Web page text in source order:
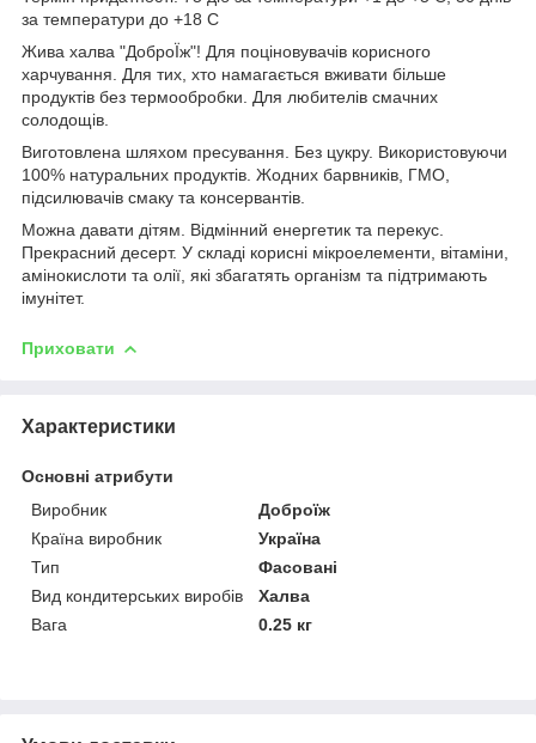
за температури до +18 С
Жива халва "ДоброЇж"! Для поціновувачів корисного
харчування. Для тих, хто намагається вживати більше
продуктів без термообробки. Для любителів смачних
солодощів.
Виготовлена шляхом пресування. Без цукру. Використовуючи
100% натуральних продуктів. Жодних барвників, ГМО,
підсилювачів смаку та консервантів.
Можна давати дітям. Відмінний енергетик та перекус.
Прекрасний десерт. У складі корисні мікроелементи, вітаміни,
амінокислоти та олії, які збагатять організм та підтримають
імунітет.
Приховати
Характеристики
Основні атрибути
Виробник
Доброїж
Країна виробник
Україна
Тип
Фасовані
Вид кондитерських виробів
Халва
Вага
0.25 кг